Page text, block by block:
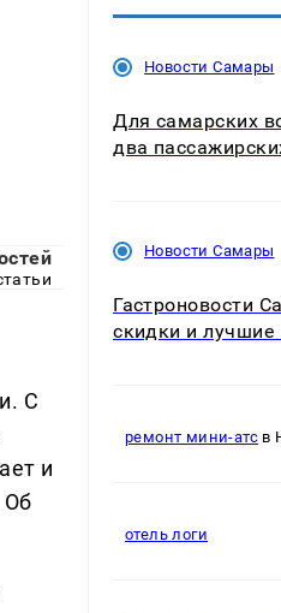
С
и
Об
Новости Самары
Для самарских
два
Новости Самары
Гастроновости
скидки и лучшие
ремонт мини-атсв
отель логи